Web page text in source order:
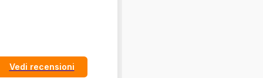
Vedi recensioni